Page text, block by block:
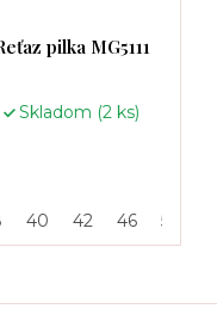
pilka MG5111
Skladom (2 ks)
40 42 46 50